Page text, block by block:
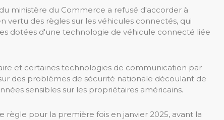
ministère du Commerce a refusé d'accorder à
vertu des règles sur les véhicules connectés, qui
dotées d'une technologie de véhicule connecté liée
et certaines technologies de communication par
des problèmes de sécurité nationale découlant de
sensibles sur les propriétaires américains.
pour la première fois en janvier 2025, avant la